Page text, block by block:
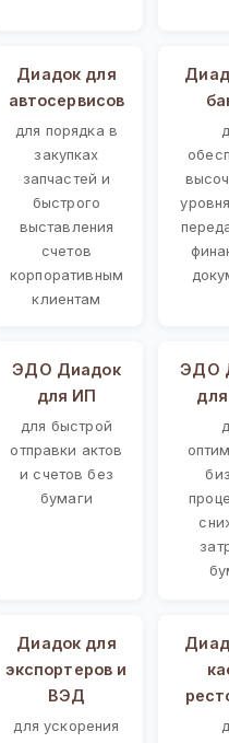
Диадок для
автосервисов
для порядка в
закупках
запчастей и
быстрого
выставления
счетов
корпоративным
клиентам
ЭДО Диадок
для ИП
для быстрой
отправки актов
и счетов без
бумаги
ЭДО
Диадок для
экспортеров и
ВЭД
для ускорения